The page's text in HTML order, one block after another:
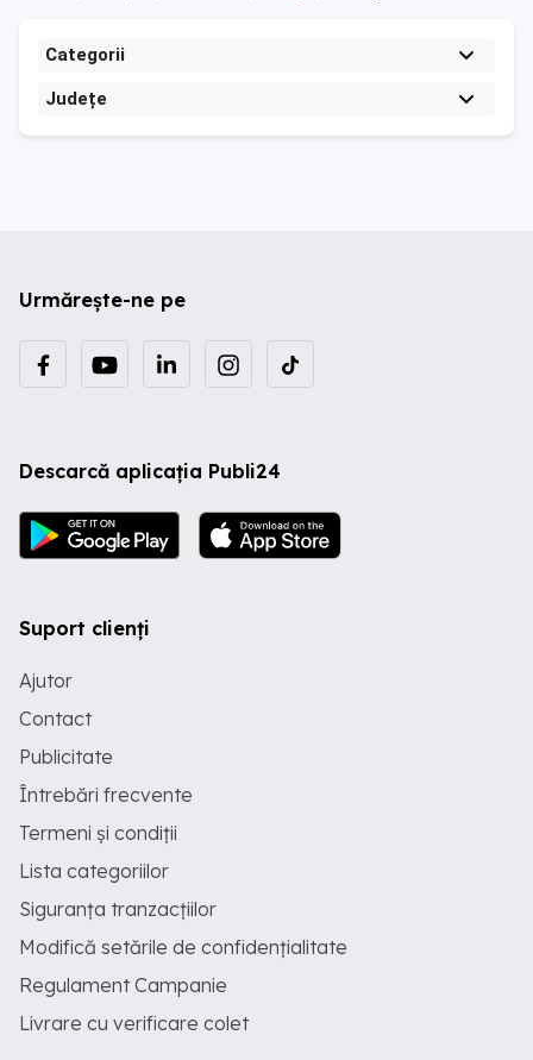
Categorii
Județe
Urmărește-ne pe
Descarcă aplicația Publi24
Suport clienți
Ajutor
Contact
Publicitate
Întrebări frecvente
Termeni și condiții
Lista categoriilor
Siguranța tranzacțiilor
Modifică setările de confidențialitate
Regulament Campanie
Livrare cu verificare colet